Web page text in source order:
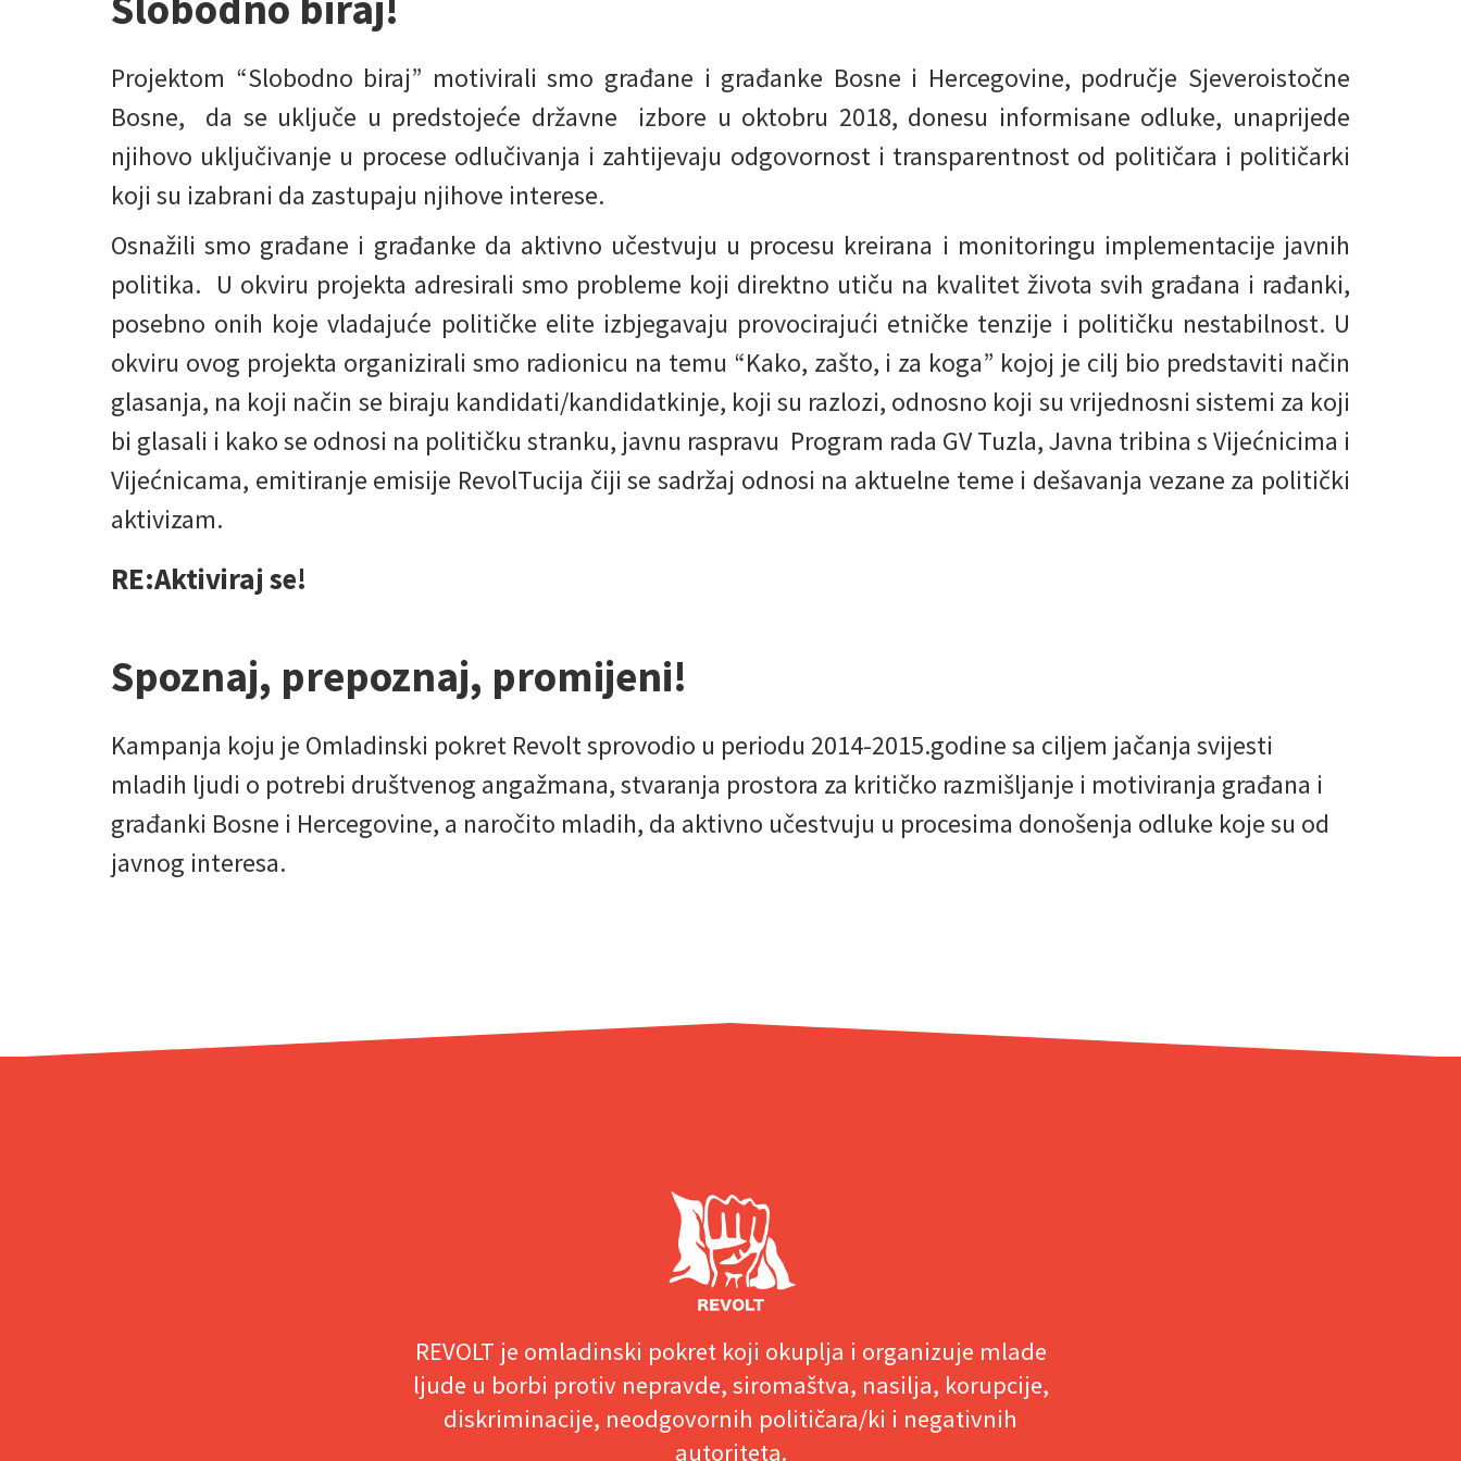
Projektom “Slobodno biraj” motivirali smo građane i građanke Bosne i Hercegovine, područje Sjeveroistočne
Bosne, da se uključe u predstojeće državne izbore u oktobru 2018, donesu informisane odluke, unaprijede
njihovo uključivanje u procese odlučivanja i zahtijevaju odgovornost i transparentnost od političara i političarki
koji su izabrani da zastupaju njihove interese.
Osnažili smo građane i građanke da aktivno učestvuju u procesu kreirana i monitoringu implementacije javnih
politika. U okviru projekta adresirali smo probleme koji direktno utiču na kvalitet života svih građana i rađanki,
posebno onih koje vladajuće političke elite izbjegavaju provocirajući etničke tenzije i političku nestabilnost. U
okviru ovog projekta organizirali smo radionicu na temu “Kako, zašto, i za koga” kojoj je cilj bio predstaviti način
glasanja, na koji način se biraju kandidati/kandidatkinje, koji su razlozi, odnosno koji su vrijednosni sistemi za koji
bi glasali i kako se odnosi na političku stranku, javnu raspravu Program rada GV Tuzla, Javna tribina s Vijećnicima i
Vijećnicama, emitiranje emisije RevolTucija čiji se sadržaj odnosi na aktuelne teme i dešavanja vezane za politički
aktivizam.
RE:Aktiviraj se!
Spoznaj, prepoznaj, promijeni!
Kampanja koju je Omladinski pokret Revolt sprovodio u periodu 2014-2015.godine sa ciljem jačanja svijesti
mladih ljudi o potrebi društvenog angažmana, stvaranja prostora za kritičko razmišljanje i motiviranja građana i
građanki Bosne i Hercegovine, a naročito mladih, da aktivno učestvuju u procesima donošenja odluke koje su od
javnog interesa.
REVOLT je omladinski pokret koji okuplja i organizuje mlade
ljude u borbi protiv nepravde, siromaštva, nasilja, korupcije,
diskriminacije, neodgovornih političara/ki i negativnih
autoriteta.